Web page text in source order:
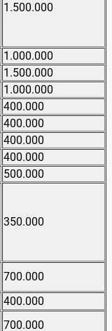
1.500.000
1.000.000
1.500.000
1.000.000
400.000
400.000
400.000
400.000
500.000
350.000
700.000
400.000
700.000